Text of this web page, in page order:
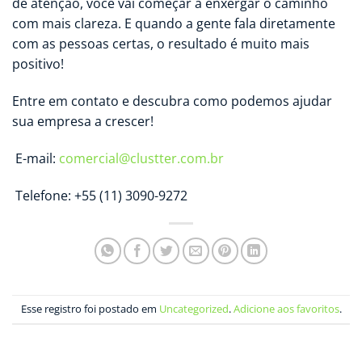
com mais clareza. E quando a gente fala diretamente
com as pessoas certas, o resultado é muito mais
positivo!
Entre em contato e descubra como podemos ajudar
sua empresa a crescer!
E-mail: comercial@clustter.com.br
Telefone: +55 (11) 3090-9272
Esse registro foi postado em Uncategorized.Adicione aos favoritos.